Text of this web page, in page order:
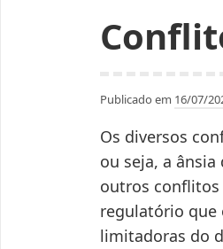
Publicado em 16/07/
Os diversos
ou seja, a
outros
regulatório que
limitadoras do